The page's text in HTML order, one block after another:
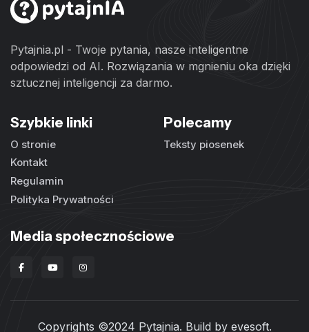
Pytajnia.pl - Twoje pytania, nasze inteligentne
odpowiedzi od AI. Rozwiązania w mgnieniu oka dzięki
sztucznej inteligencji za darmo.
Szybkie linki
O stronie
Kontakt
Regulamin
Polityka Prywatności
Polecamy
Teksty piosenek
Media społecznościowe
Copyrights ©2024 Pytajnia. Build by evesoft.